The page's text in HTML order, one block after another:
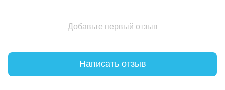
Добавьте первый отзыв
Написать отзыв